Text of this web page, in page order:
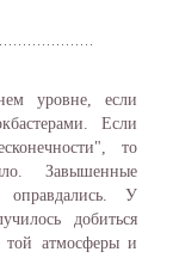
уровне, если
Если
то
Завышенные
У
добиться
атмосферы и